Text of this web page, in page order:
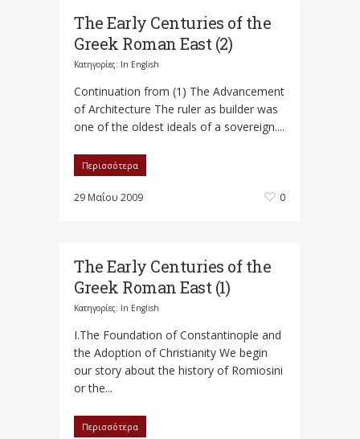
The Early Centuries of the
Greek Roman East (2)
Κατηγορίες: In English
Continuation from (1) The Advancement
of Architecture The ruler as builder was
one of the oldest ideals of a sovereign....
Περισσότερα
29 Μαΐου 2009 0
The Early Centuries of the
Greek Roman East (1)
Κατηγορίες: In English
I.The Foundation of Constantinople and
the Adoption of Christianity We begin
our story about the history of Romiosini
or the...
Περισσότερα